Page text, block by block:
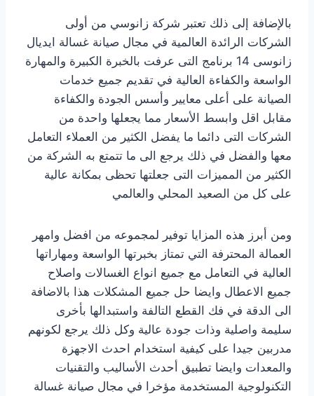
بالإضافة إلى ذلك تعتبر شركة زانوسي من أولى
الشركات الرائدة العالمية في مجال صيانة غسالة ايديال
زانوسى 14 برنامج التى عرفت بالخبرة الكبيرة والمهارة
الواسعة والكفاءة العالية في تقديم جميع خدمات
الصيانة على أعلى معايير وأسس الجودة والكفاءة
مقابل اقل وابسط الأسعار مما يجعلها واحدة من
الشركات التى دائما ما يفضل الكثير من العملاء التعامل
معها والفضل في ذلك يرجع الى ما تتمتع به الشركة من
الكثير من المميزات التى جعلتها تحظى بمكانة عالية
على كل من الصعيد المحلي والعالمي
ومن أبرز هذه المزايا توفير لمجموعه من افضل وامهر
العمالة المحترفة التي تمتاز بخبرتها الواسعة ومهاراتها
العالية في التعامل مع جميع انواع الغسالات واصلاح
جميع الاعطال وايضا حل جميع المشكلات هذا بالاضافة
الى الدقة في فك القطع التالفة واستبدالها بأخرى
سليمة واصلية وذات جودة عالية وكل ذلك يرجع لكونهم
مدربين جيدا على كيفية استخدام احدث الاجهزة
والمعدات وايضا تطبيق أحدث الأساليب والتقنيات
التكنولوجية المستخدمة مؤخرا في مجال صيانة غسالة